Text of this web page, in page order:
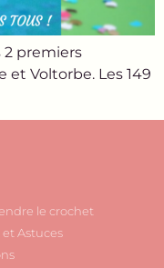
premiers
Voltorbe. Les 149
le crochet
et Astuces